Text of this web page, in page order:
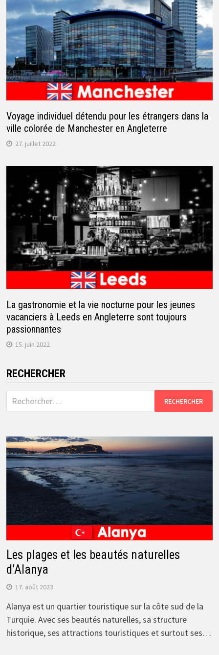
Voyage individuel détendu pour les étrangers dans la
ville colorée de Manchester en Angleterre
27. juillet 2022
La gastronomie et la vie nocturne pour les jeunes
vacanciers à Leeds en Angleterre sont toujours
passionnantes
15. juin 2022
RECHERCHER
Rechercher :
Les plages et les beautés naturelles
d’Alanya
17. août 2023
Alanya est un quartier touristique sur la côte sud de la
Turquie. Avec ses beautés naturelles, sa structure
historique, ses attractions touristiques et surtout ses…